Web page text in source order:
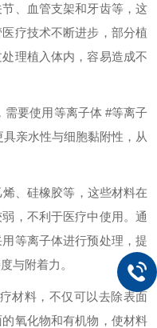
、血管支架和牙齿等，这
疗技术不断进步，部分植
理植入体内，容易造成不
要使用等离子体 #等离子
亲水性与细胞黏附性，从
、硅橡胶等，这些材料在
，不利于医疗中使用。通
等离子体进行预处理，提
与附着力。
材料，不仅可以去除表面
氧化物和有机物，使材料